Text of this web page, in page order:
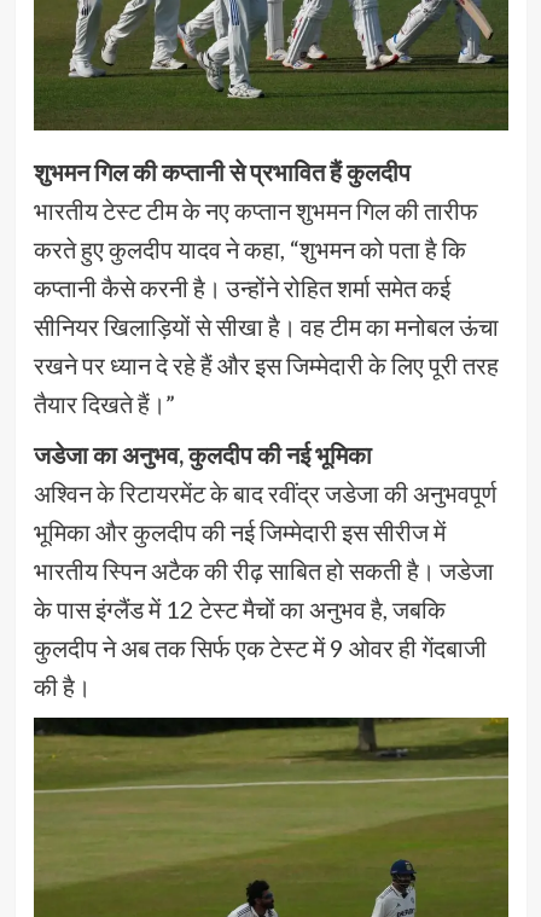
शुभमन गिल की कप्तानी से प्रभावित हैं कुलदीप
भारतीय टेस्ट टीम के नए कप्तान शुभमन गिल की तारीफ
करते हुए कुलदीप यादव ने कहा, “शुभमन को पता है कि
कप्तानी कैसे करनी है। उन्होंने रोहित शर्मा समेत कई
सीनियर खिलाड़ियों से सीखा है। वह टीम का मनोबल ऊंचा
रखने पर ध्यान दे रहे हैं और इस जिम्मेदारी के लिए पूरी तरह
तैयार दिखते हैं।”
जडेजा का अनुभव, कुलदीप की नई भूमिका
अश्विन के रिटायरमेंट के बाद रवींद्र जडेजा की अनुभवपूर्ण
भूमिका और कुलदीप की नई जिम्मेदारी इस सीरीज में
भारतीय स्पिन अटैक की रीढ़ साबित हो सकती है। जडेजा
के पास इंग्लैंड में 12 टेस्ट मैचों का अनुभव है, जबकि
कुलदीप ने अब तक सिर्फ एक टेस्ट में 9 ओवर ही गेंदबाजी
की है।